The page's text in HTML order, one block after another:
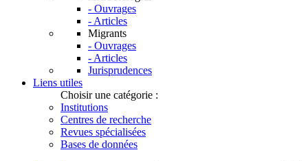
- Ouvrages
- Articles
Migrants
- Ouvrages
- Articles
Jurisprudences
Liens utiles
Choisir une catégorie :
Institutions
Centres de recherche
Revues spécialisées
Bases de données